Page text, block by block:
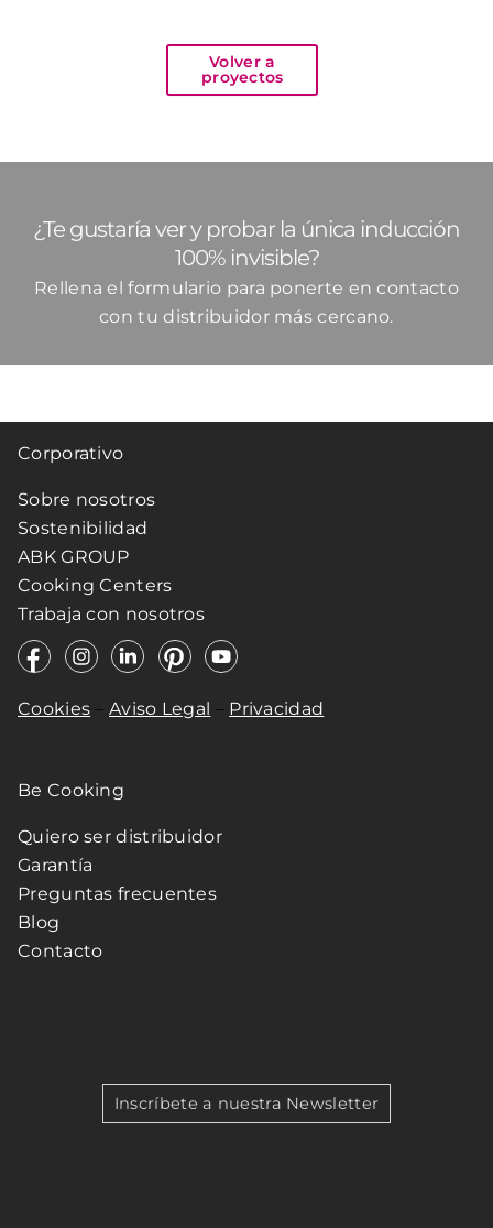
Volver a
proyectos
¿Te gustaría ver y probar la única inducción
100% invisible?
Rellena el formulario para ponerte en contacto
con tu distribuidor más cercano.
Corporativo
Sobre nosotros
Sostenibilidad
ABK GROUP
Cooking Centers
Trabaja con nosotros
Cookies –Aviso Legal – Privacidad
Be Cooking
Quiero ser distribuidor
Garantía
Preguntas frecuentes
Blog
Contacto
Inscríbete a nuestra Newsletter